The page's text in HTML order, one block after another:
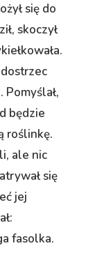
się do
skoczył
będzie
roślinkę.
ale nic
się
jej
fasolka.